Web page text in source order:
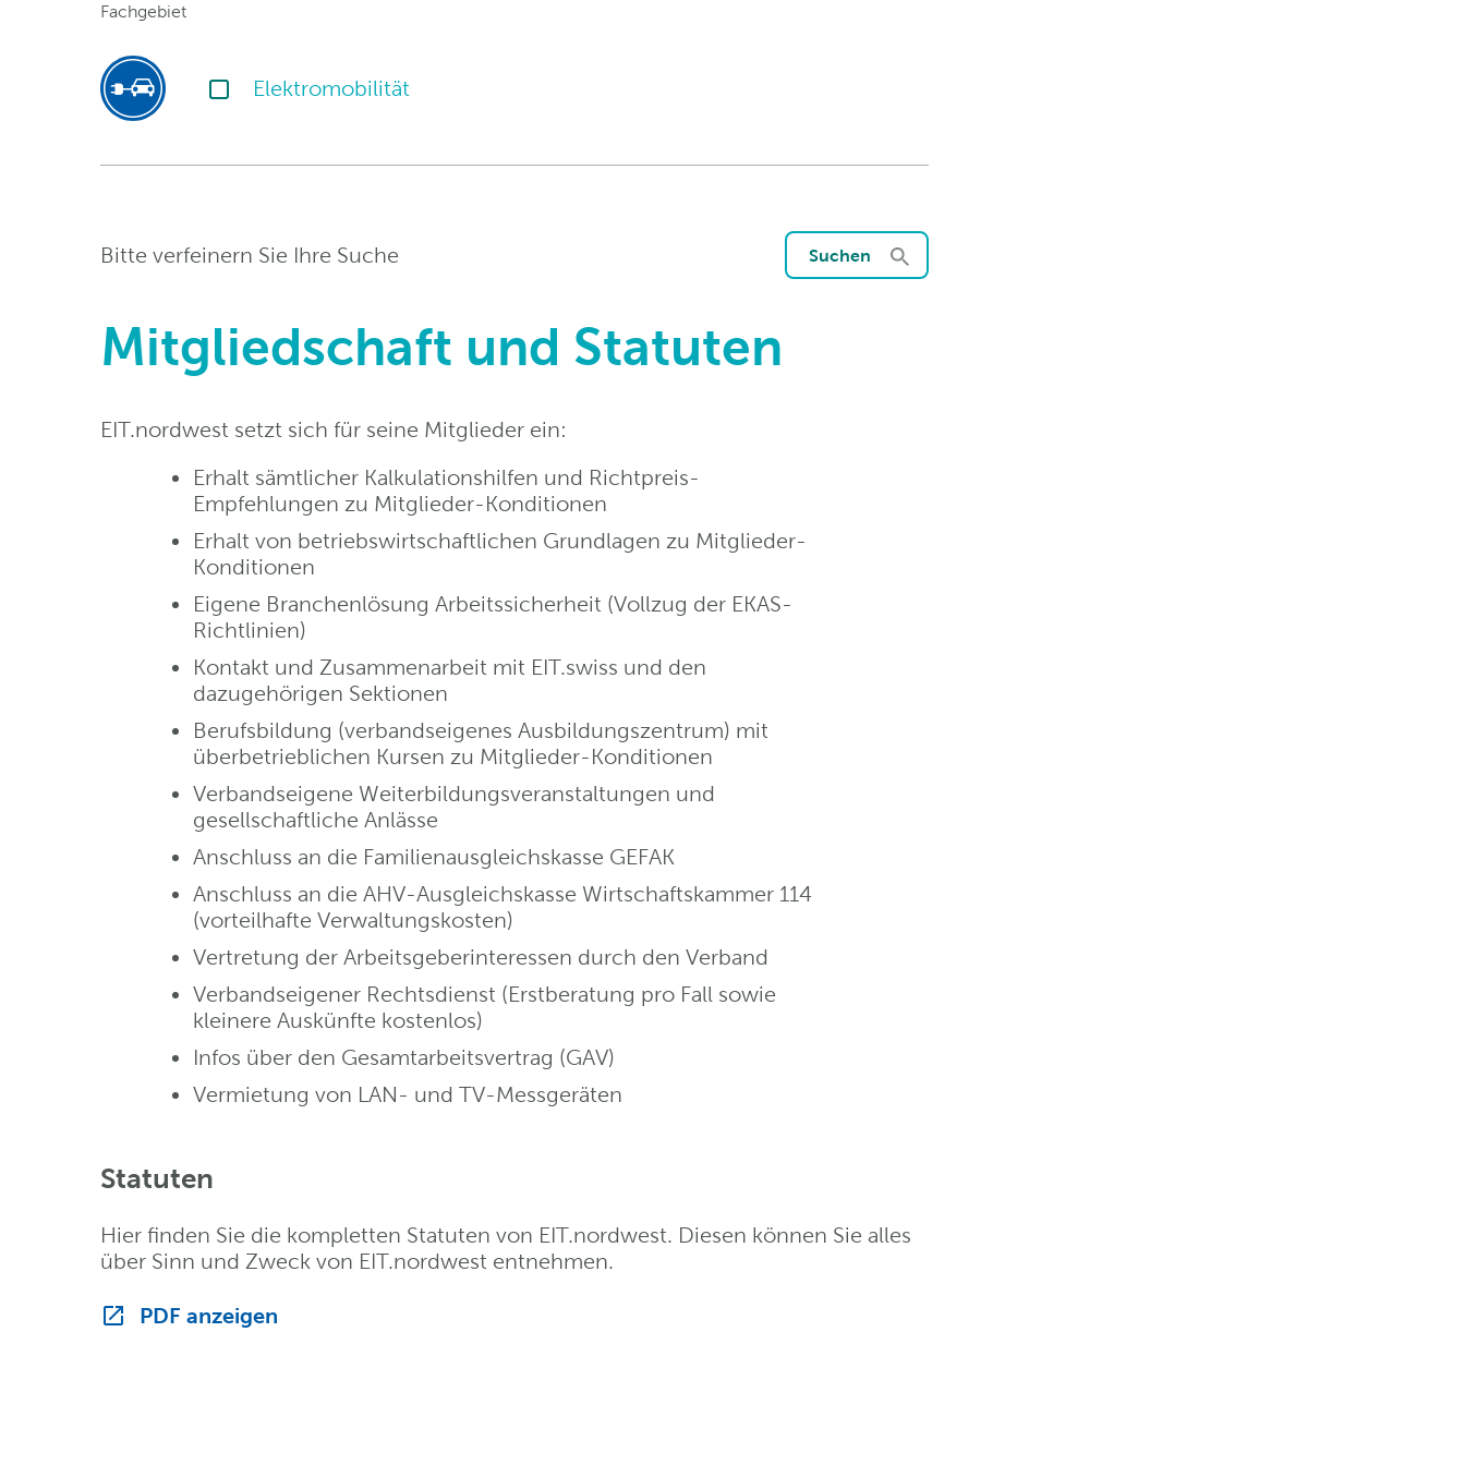
Fachgebiet
Elektromobilität
Suchen
Bitte verfeinern Sie Ihre Suche
Mitgliedschaft und Statuten
EIT.nordwest setzt sich für seine Mitglieder ein:
Erhalt sämtlicher Kalkulationshilfen und Richtpreis-
Empfehlungen zu Mitglieder-Konditionen
Erhalt von betriebswirtschaftlichen Grundlagen zu Mitglieder-
Konditionen
Eigene Branchenlösung Arbeitssicherheit (Vollzug der EKAS-
Richtlinien)
Kontakt und Zusammenarbeit mit EIT.swiss und den
dazugehörigen Sektionen
Berufsbildung (verbandseigenes Ausbildungszentrum) mit
überbetrieblichen Kursen zu Mitglieder-Konditionen
Verbandseigene Weiterbildungsveranstaltungen und
gesellschaftliche Anlässe
Anschluss an die Familienausgleichskasse GEFAK
Anschluss an die AHV-Ausgleichskasse Wirtschaftskammer 114
(vorteilhafte Verwaltungskosten)
Vertretung der Arbeitsgeberinteressen durch den Verband
Verbandseigener Rechtsdienst (Erstberatung pro Fall sowie
kleinere Auskünfte kostenlos)
Infos über den Gesamtarbeitsvertrag (GAV)
Vermietung von LAN- und TV-Messgeräten
Statuten
Hier finden Sie die kompletten Statuten von EIT.nordwest. Diesen können Sie alles
über Sinn und Zweck von EIT.nordwest entnehmen.
PDF anzeigen